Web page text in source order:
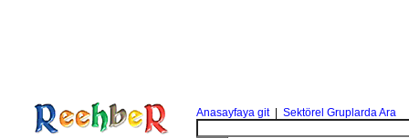
Anasayfaya git| Sektörel Gruplarda Ara